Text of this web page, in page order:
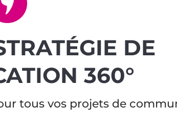
DE
360°
tous vos projets de